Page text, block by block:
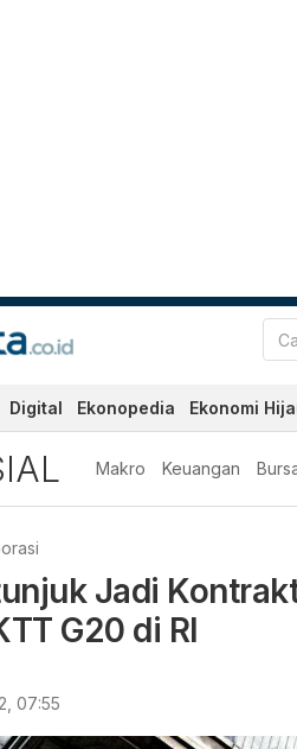
Digital Ekonopedia Ekonomi
Makro Keuangan
Jadi
G20 di RI
07:55